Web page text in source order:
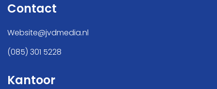
Vacatures
Contact
Website@jvdmedia.nl
(085) 301 5228
Kantoor